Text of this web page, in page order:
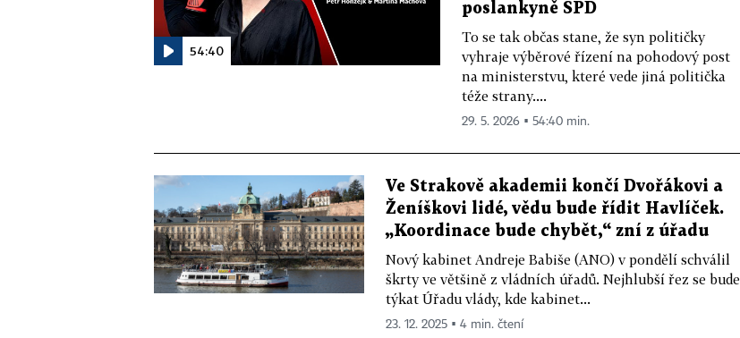
54:40
poslankyně SPD
To se tak občas stane, že syn političky
vyhraje výběrové řízení na pohodový post
na ministerstvu, které vede jiná politička
téže strany....
29. 5. 2026 ▪ 54:40 min.
Ve Strakově akademii končí Dvořákovi a
Ženíškovi lidé, vědu bude řídit Havlíček.
„Koordinace bude chybět,“ zní z úřadu
Nový kabinet Andreje Babiše (ANO) v pondělí schválil
škrty ve většině z vládních úřadů. Nejhlubší řez se bude
týkat Úřadu vlády, kde kabinet...
23. 12. 2025 ▪ 4 min. čtení